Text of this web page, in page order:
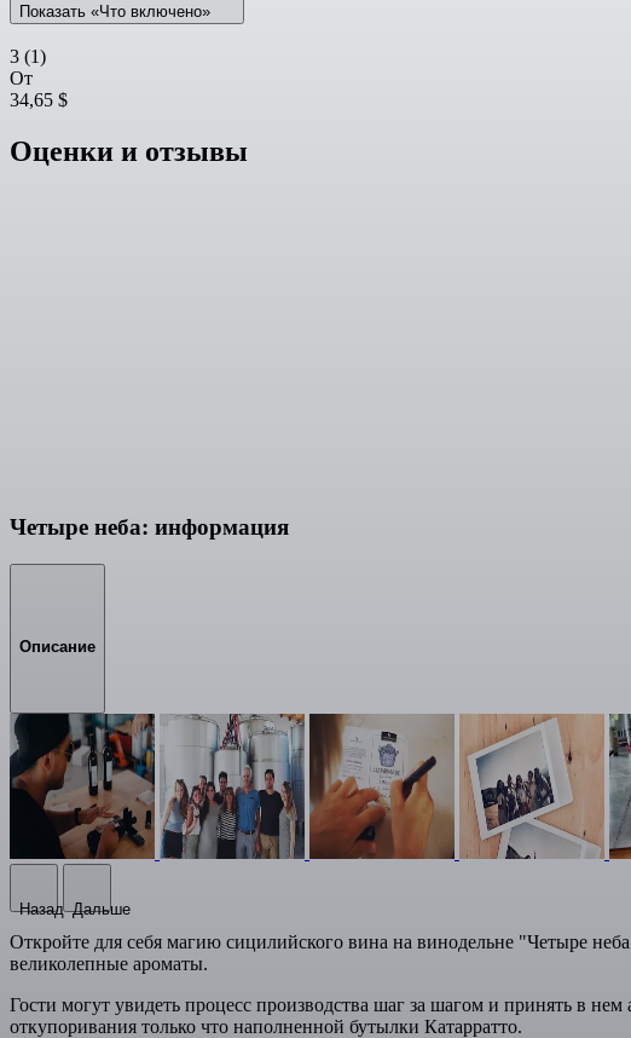
Показать «Что включено»
3 (1)
От
34,65 $
Оценки и отзывы
Четыре неба: информация
Описание
Назад Дальше
Откройте для себя магию сицилийского вина на винодельне "Четыре
великолепные ароматы.
Гости могут увидеть процесс производства шаг за шагом и принять в
откупоривания только что наполненной бутылки Катарратто.